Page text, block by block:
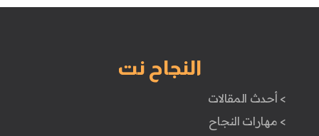
النجاح نت
> أحدث المقالات
> مهارات النجاح